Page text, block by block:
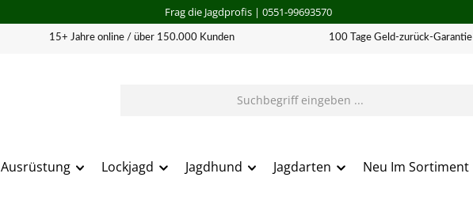
Frag die Jagdprofis| 0551-99693570
15+ Jahre online / über 150.000 Kunden 100 Tage Geld-zurück-Garantie
Ausrüstung Lockjagd Jagdhund Jagdarten Neu Im Sortiment